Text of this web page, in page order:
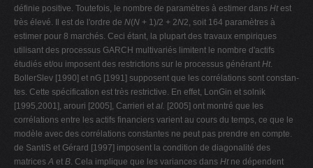
définie positive. Toutefois, le nombre de paramètres à estimer dans Htest
très élevé. Il est de l'ordre de N(N + 1)/2 + 2N2, soit 164 paramètres à
estimer pour 8 marchés. Ceci étant, la plupart des travaux empiriques
utilisant des processus GARCH multivariés limitent le nombre d'actifs
étudiés et/ou imposent des restrictions sur le processus générant Ht.
BollerSlev [1990] et nG [1991] supposent que les corrélations sont constan-
tes. Cette spécification est très restrictive. En effet, LonGin et solnik
[1995,2001], arouri [2005], Carrieri et al. [2005] ont montré que les
corrélations entre les actifs financiers varient au cours du temps, ce que le
modèle avec des corrélations constantes ne peut pas prendre en compte.
de SantiS et Gérard [1997] imposent la condition de diagonalité des
matrices A et B. Cela implique que les variances dans Htne dépendent